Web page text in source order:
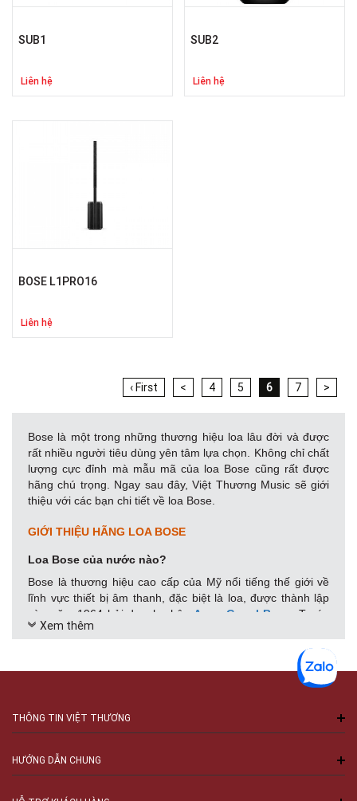
SUB1
Liên hệ
SUB2
Liên hệ
BOSE L1PRO16
Liên hệ
‹ First < 4 5 6 7 >
Bose là một trong những thương hiệu loa lâu đời và được
rất nhiều người tiêu dùng yên tâm lựa chọn. Không chỉ chất
lượng cực đỉnh mà mẫu mã của loa Bose cũng rất được
hãng chú trọng. Ngay sau đây, Việt Thương Music sẽ giới
thiệu với các bạn chi tiết về loa Bose.
GIỚI THIỆU HÃNG LOA BOSE
Loa Bose của nước nào?
Bose là thương hiệu cao cấp của Mỹ nổi tiếng thế giới về
lĩnh vực thiết bị âm thanh, đặc biệt là loa, được thành lập
vào năm 1964 bởi doanh nhân
Amar Gopal Bose
. Trước
khi chuyển sang kinh doanh, Amar G. Bose từng là giáo sư
Loa Bose đã có mặt tại Việt Nam từ trước năm 1975. Hãng
Bose chuyên cung cấp các loại sản phẩm nghe nhạc gia
các loại loa công suất lớn được trang bị cho sân vận
động và cả âm thanh trên xe ô tô.
Xem thêm
THÔNG TIN VIỆT THƯƠNG
HƯỚNG DẪN CHUNG